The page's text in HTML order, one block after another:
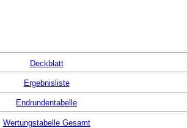
Deckblatt
Ergebnisliste
Endrundentabelle
Wertungstabelle Gesamt